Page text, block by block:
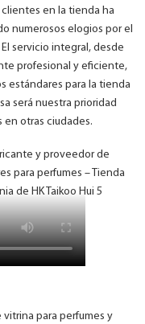
en la tienda ha
numerosos elogios por el
servicio integral, desde
profesional y eficiente,
estándares para la tienda
será nuestra prioridad
otras ciudades.
para perfumes y